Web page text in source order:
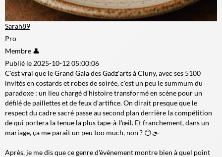
Sarah89
Pro
Membre 👤
Publié le 2025-10-12 05:00:06
C'est vrai que le Grand Gala des Gadz'arts à Cluny, avec ses 5100
invités en costards et robes de soirée, c'est un peu le summum du
paradoxe : un lieu chargé d'histoire transformé en scène pour un
défilé de paillettes et de feux d'artifice. On dirait presque que le
respect du cadre sacré passe au second plan derrière la compétition
de qui portera la tenue la plus tape-à-l'œil. Et franchement, dans un
mariage, ça me paraît un peu too much, non ? 😶🌫️
Après, je me dis que ce genre d'événement montre bien à quel point